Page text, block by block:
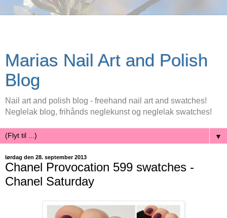
Marias Nail Art and Polish
Blog
Nail art and polish blog - freehand nail art and swatches!
Neglelak blog, frihånds neglekunst og neglelak swatches!
▼
lørdag den 28. september 2013
Chanel Provocation 599 swatches -
Chanel Saturday